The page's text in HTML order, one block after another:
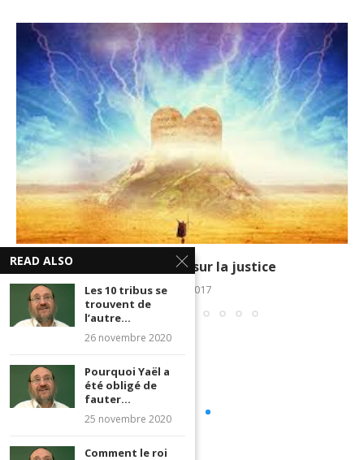
Le monde tient sur la justice
1 mars 2017
READ ALSO
Les 10 tribus se
trouvent de
l’autre...
26 novembre 2020
Pourquoi Yaël a
été obligé de
fauter...
25 novembre 2020
Comment le roi